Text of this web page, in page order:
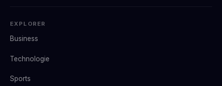
EXPLORER
Business
Technologie
Sports